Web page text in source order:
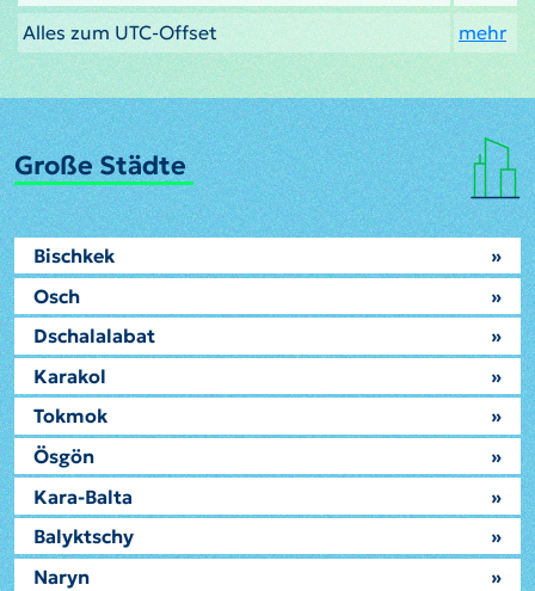
Alles zum UTC-Offset
mehr
Große Städte
Bischkek
»
Osch
»
Dschalalabat
»
Karakol
»
Tokmok
»
Ösgön
»
Kara-Balta
»
Balyktschy
»
Naryn
»